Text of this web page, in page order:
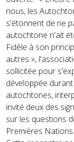
nous, les
s'étonnent de ne
autochtone n'ait
Fidèle à son
autres »,
sollicitée pour
développée
autochtones,
invité deux des
sur les questions
Premières Nations.